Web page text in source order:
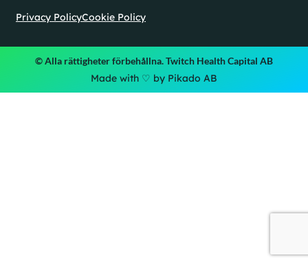
Privacy PolicyCookie Policy
© Alla rättigheter förbehållna. Twitch Health Capital AB
Made with ♡ by Pikado AB